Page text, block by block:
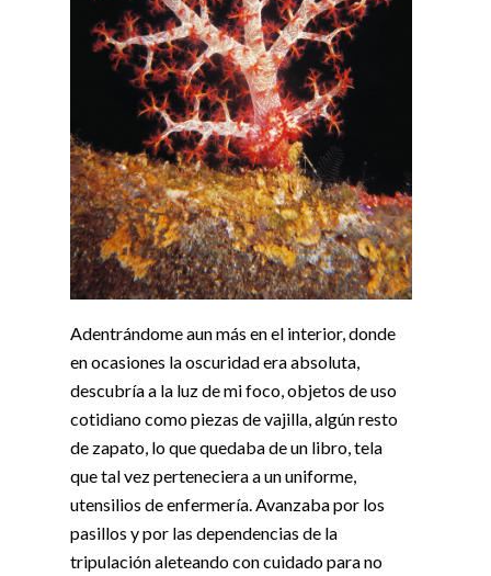
Adentrándome aun más en el interior, donde
en ocasiones la oscuridad era absoluta,
descubría a la luz de mi foco, objetos de uso
cotidiano como piezas de vajilla, algún resto
de zapato, lo que quedaba de un libro, tela
que tal vez perteneciera a un uniforme,
utensilios de enfermería. Avanzaba por los
pasillos y por las dependencias de la
tripulación aleteando con cuidado para no